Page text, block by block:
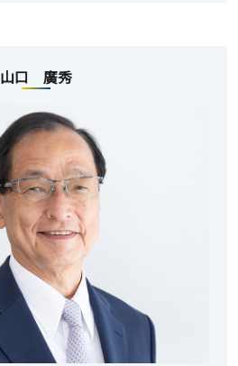
山口 廣秀